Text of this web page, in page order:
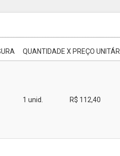
QUANTIDADE X PREÇO
1 unid. R$ 112,40